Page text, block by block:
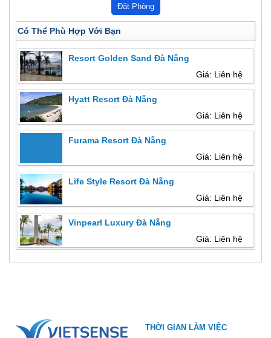
Có Thể Phù Hợp Với Bạn
Resort Golden Sand Đà Nẵng
Giá: Liên hệ
Hyatt Resort Đà Nẵng
Giá: Liên hệ
Furama Resort Đà Nẵng
Giá: Liên hệ
Life Style Resort Đà Nẵng
Giá: Liên hệ
Vinpearl Luxury Đà Nẵng
Giá: Liên hệ
THỜI GIAN LÀM VIỆC